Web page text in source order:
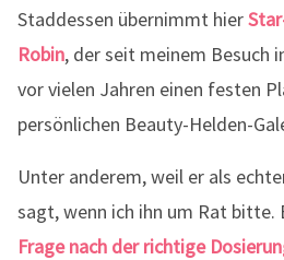
Staddessen übernimmt hier
Robin, der seit meinem Besuch
vor vielen Jahren einen festen
persönlichen Beauty-Helden-
Unter anderem, weil er als
sagt, wenn ich ihn um Rat bitte.
Frage nach der richtige